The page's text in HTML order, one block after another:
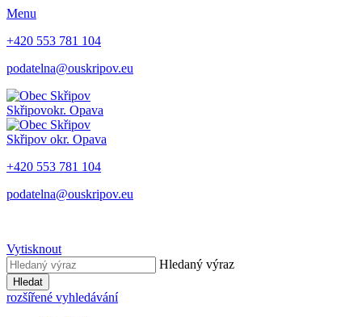
Menu
+420 553 781 104
podatelna@ouskripov.eu
Skřipovokr. Opava
Skřipov okr. Opava
+420 553 781 104
podatelna@ouskripov.eu
Vytisknout
Hledaný výraz
Hledat
rozšířené vyhledávání